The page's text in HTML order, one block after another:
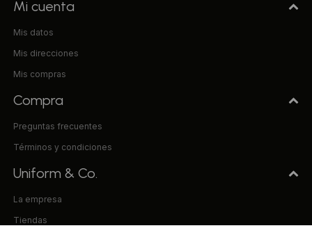
Mi cuenta
Mis datos
Mis direcciones
Mis compras
Compra
Preguntas frecuentes
Términos y condiciones
Uniform & Co.
La empresa
Tiendas